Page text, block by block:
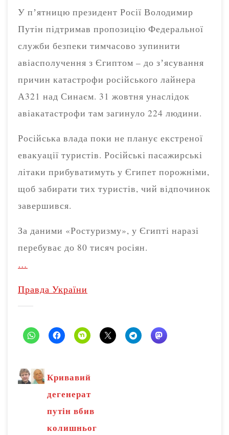
У пʼятницю президент Росії Володимир
Путін підтримав пропозицію Федеральної
служби безпеки тимчасово зупинити
авіасполучення з Єгиптом – до зʼясування
причин катастрофи російського лайнера
А321 над Синаєм. 31 жовтня унаслідок
авіакатастрофи там загинуло 224 людини.
Російська влада поки не планує екстреної
евакуації туристів. Російські пасажирські
літаки прибуватимуть у Єгипет порожніми,
щоб забирати тих туристів, чий відпочинок
завершився.
За даними «Ростуризму», у Єгипті наразі
перебуває до 80 тисяч росіян.
…
Правда України
Кривавий
дегенерат
путін вбив
колишньог